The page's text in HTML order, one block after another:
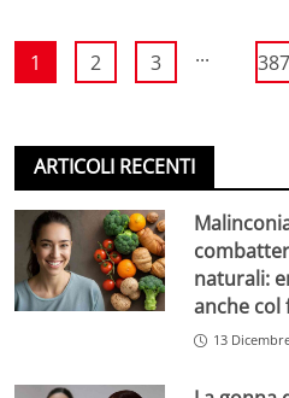
1 2 3 ...
ARTICOLI RECENTI
naturali:
anche col
13